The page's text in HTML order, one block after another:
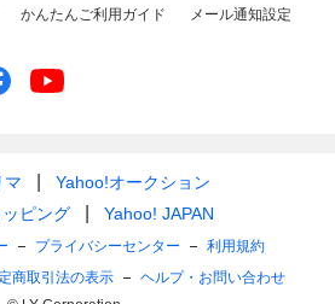
かんたんご利用ガイド メール通知設定
マ
Yahoo!オークション
ピング
Yahoo! JAPAN
プライバシーセンター
利用規約
商取引法の表示
ヘルプ・お問い合わせ